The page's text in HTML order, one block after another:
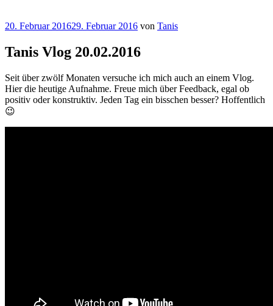
Veröffentlicht
20. Februar 201629. Februar 2016 von Tanis
Tanis Vlog 20.02.2016
Seit über zwölf Monaten versuche ich mich auch an einem Vlog.
Hier die heutige Aufnahme. Freue mich über Feedback, egal ob
positiv oder konstruktiv. Jeden Tag ein bisschen besser? Hoffentlich
😉